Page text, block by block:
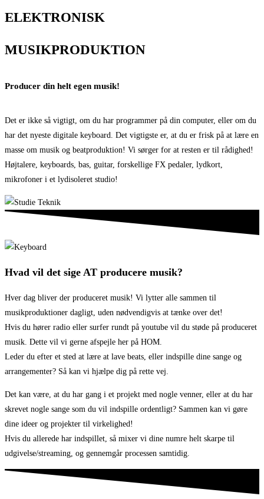
ELEKTRONISK
MUSIKPRODUKTION
Producer din helt egen musik!
Det er ikke så vigtigt, om du har programmer på din computer, eller om du
har det nyeste digitale keyboard. Det vigtigste er, at du er frisk på at lære en
masse om musik og beatproduktion! Vi sørger for at resten er til rådighed!
Højtalere, keyboards, bas, guitar, forskellige FX pedaler, lydkort,
mikrofoner i et lydisoleret studio!
Hvad vil det sige AT producere musik?
Hver dag bliver der produceret musik! Vi lytter alle sammen til
musikproduktioner dagligt, uden nødvendigvis at tænke over det!
Hvis du hører radio eller surfer rundt på youtube vil du støde på produceret
musik. Dette vil vi gerne afspejle her på HOM.
Leder du efter et sted at lære at lave beats, eller indspille dine sange og
arrangementer? Så kan vi hjælpe dig på rette vej.
Det kan være, at du har gang i et projekt med nogle venner, eller at du har
skrevet nogle sange som du vil indspille ordentligt? Sammen kan vi gøre
dine ideer og projekter til virkelighed!
Hvis du allerede har indspillet, så mixer vi dine numre helt skarpe til
udgivelse/streaming, og gennemgår processen samtidig.